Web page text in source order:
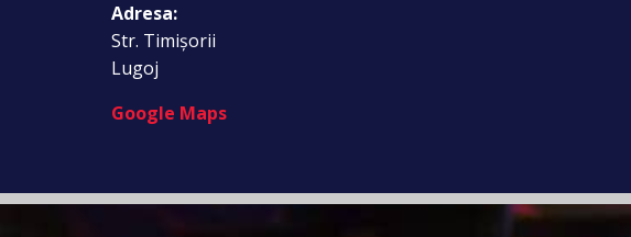
Adresa:
Str. Timișorii
Lugoj
Google Maps